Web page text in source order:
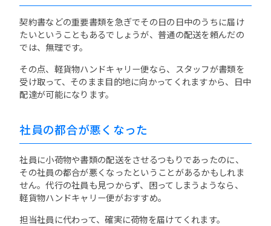
契約書などの重要書類を急ぎでその日の日中のうちに届け
たいということもあるでしょうが、普通の配送を頼んだの
では、無理です。
その点、軽貨物ハンドキャリー便なら、スタッフが書類を
受け取って、そのまま目的地に向かってくれますから、日中
配達が可能になります。
社員の都合が悪くなった
社員に小荷物や書類の配送をさせるつもりであったのに、
その社員の都合が悪くなったということがあるかもしれま
せん。代行の社員も見つからず、困ってしまうようなら、
軽貨物ハンドキャリー便がおすすめ。
担当社員に代わって、確実に荷物を届けてくれます。